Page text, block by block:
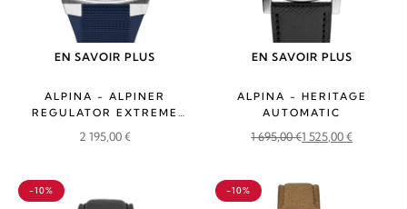
EN SAVOIR PLUS
ALPINA - ALPINER
REGULATOR EXTREME
EDITION
2 195,00€
EN SAVOIR PLUS
ALPINA - HERITAGE
AUTOMATIC
1 695,00€
Le
initial
1 525,00€
Le
actuel
-10% -10%